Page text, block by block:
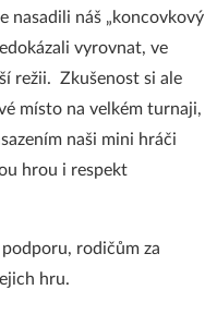
nasadili náš „koncovkový
vyrovnat, ve
režii. Zkušenost si ale
místo na velkém turnaji,
naši mini hráči
hrou i respekt
rodičům za
hru.